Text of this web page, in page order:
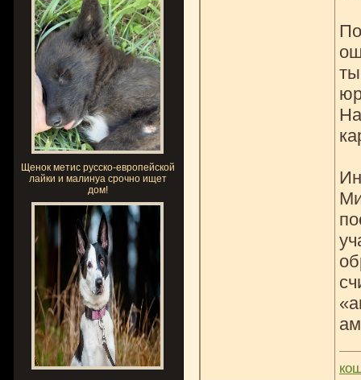
Щенок метис русско-европейской
лайки и малинуа срочно ищет
дом!